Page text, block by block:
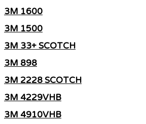
3M 1600
3M 1500
3M 33+ SCOTCH
3M 898
3M 2228 SCOTCH
3M 4229VHB
3M 4910VHB